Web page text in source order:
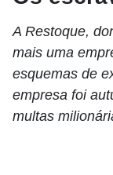
A Restoque,
mais uma
esquemas de
empresa foi
multas